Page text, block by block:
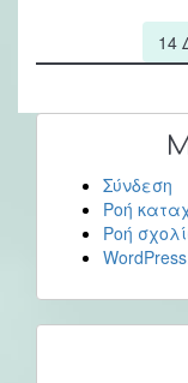
14
Σύνδεση
Ροή
Ροή